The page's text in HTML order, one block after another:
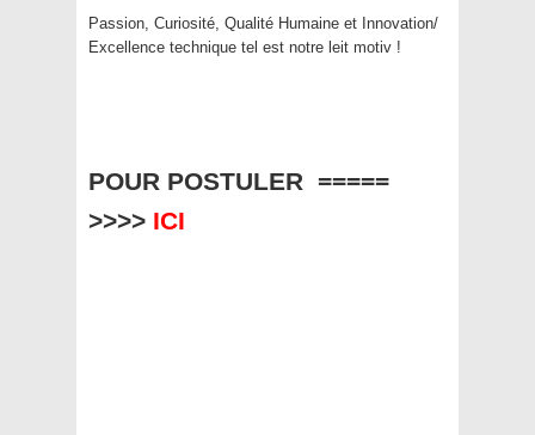
Passion, Curiosité, Qualité Humaine et Innovation/
Excellence technique tel est notre leit motiv !
POUR POSTULER =====
>>>> ICI